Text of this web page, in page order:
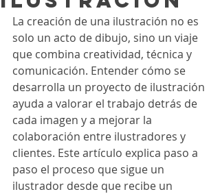
La creación de una ilustración no es
solo un acto de dibujo, sino un viaje
que combina creatividad, técnica y
comunicación. Entender cómo se
desarrolla un proyecto de ilustración
ayuda a valorar el trabajo detrás de
cada imagen y a mejorar la
colaboración entre ilustradores y
clientes. Este artículo explica paso a
paso el proceso que sigue un
ilustrador desde que recibe un